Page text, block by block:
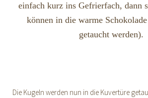
einfach kurz ins Gefrierfach, dann
können in die warme
getaucht werden).
Die Kugeln werden nun in die Kuvertüre